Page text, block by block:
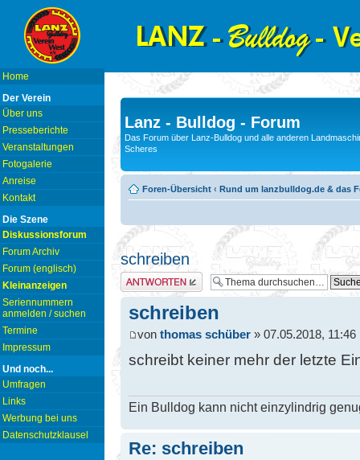
Home
Der Verein
Über uns
Presseberichte
Veranstaltungen
Fotogalerie
Anreise
Kontakt
Die Szene
Diskussionsforum
Forum Archiv
Forum (englisch)
Kleinanzeigen
Seriennummern
anmelden / suchen
Termine
Impressum
Und noch...
Umfragen
Links
Werbung bei uns
Datenschutzklausel
Lanz - Bulldog - Forum
Das Forum über Lanz-Bulldog und alle anderen
Scheres
Foren-Übersicht ‹ Rund um lanzbulldog.de & das
schreiben
Antwort erstellen
schreiben
von thomas schüber » 07.05.2018, 11:46
schreibt keiner mehr der letzte
Ein Bulldog kann nicht einzylindrig
Re: schreiben